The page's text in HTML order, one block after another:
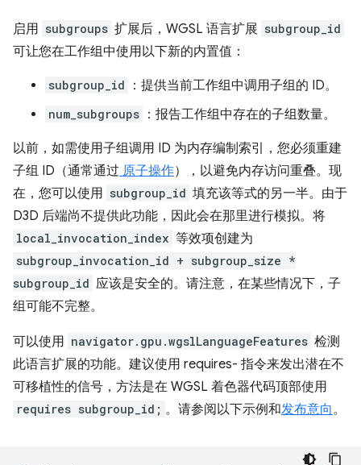
启用 subgroups 扩展后，WGSL 语言扩展 subgroup_id
可让您在工作组中使用以下新的内置值：
subgroup_id ：提供当前工作组中调用子组的 ID。
num_subgroups ：报告工作组中存在的子组数量。
以前，如需使用子组调用 ID 为内存编制索引，您必须重建
子组 ID（通常通过 原子操作），以避免内存访问重叠。现
在，您可以使用 subgroup_id 填充该等式的另一半。由于
D3D 后端尚不提供此功能，因此会在那里进行模拟。将
local_invocation_index 等效项创建为
subgroup_invocation_id + subgroup_size *
subgroup_id 应该是安全的。请注意，在某些情况下，子
组可能不完整。
可以使用 navigator.gpu.wgslLanguageFeatures 检测
此语言扩展的功能。建议使用 requires- 指令来发出潜在不
可移植性的信号，方法是在 WGSL 着色器代码顶部使用
requires subgroup_id; 。请参阅以下示例和发布意向。